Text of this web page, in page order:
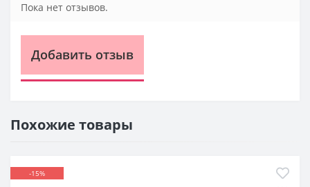
Пока нет отзывов.
Добавить отзыв
Похожие товары
-15%